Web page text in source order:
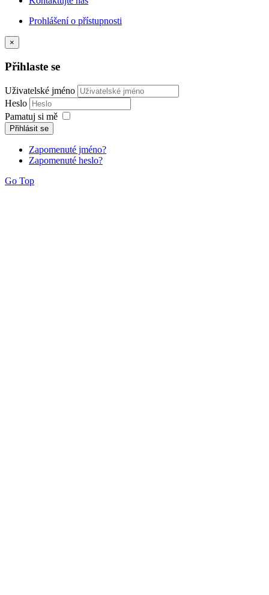
Prohlášení o přístupnosti
×
Přihlaste se
Uživatelské jméno
Heslo
Pamatuj si mě
Přihlásit se
Zapomenuté jméno?
Zapomenuté heslo?
Go Top